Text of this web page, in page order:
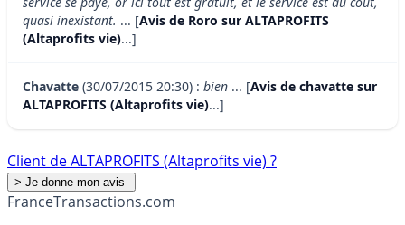
quasi inexistant. ... [Avis de Roro sur ALTAPROFITS
(Altaprofits vie)...]
Chavatte (30/07/2015 20:30) : bien ... [Avis de chavatte sur
ALTAPROFITS (Altaprofits vie)...]
Client de ALTAPROFITS (Altaprofits vie) ?
FranceTransactions.com